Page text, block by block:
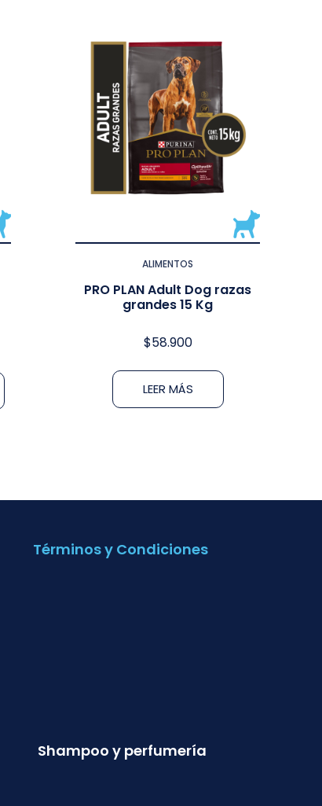
ALIMENTOS
PRO PLAN Adult Dog razas
grandes 15 Kg
$58.900
LEER MÁS
Términos y Condiciones
Shampoo y perfumería